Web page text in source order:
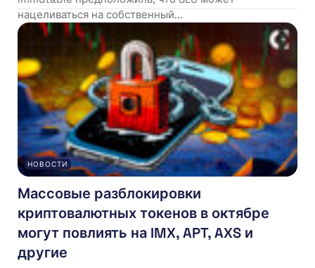
нацеливаться на собственный...
НОВОСТИ
Массовые разблокировки
криптовалютных токенов в октябре
могут повлиять на IMX, APT, AXS и
другие